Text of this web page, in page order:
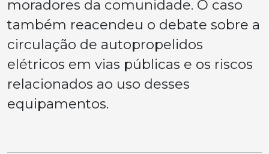
moradores da comunidade. O caso
também reacendeu o debate sobre a
circulação de autopropelidos
elétricos em vias públicas e os riscos
relacionados ao uso desses
equipamentos.